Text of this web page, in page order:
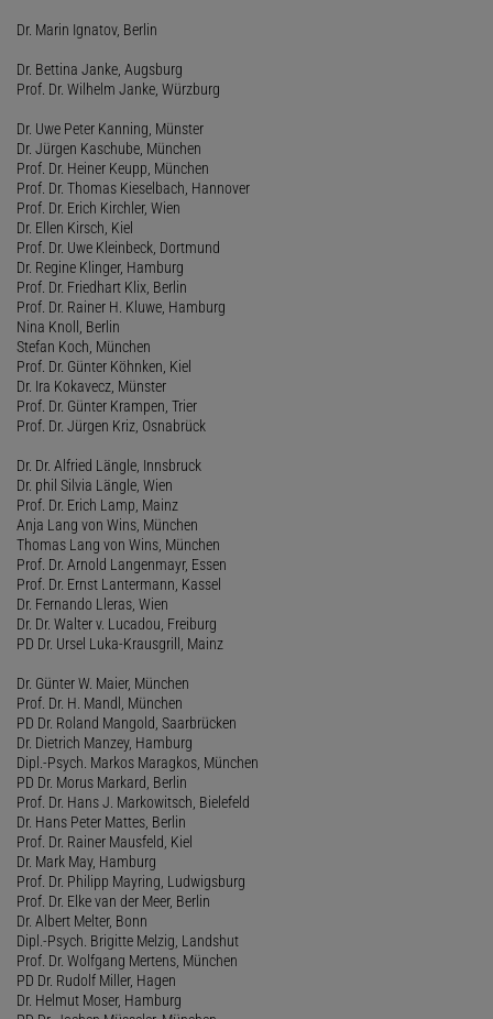
Dr. Marin Ignatov, Berlin
Dr. Bettina Janke, Augsburg
Prof. Dr. Wilhelm Janke, Würzburg
Dr. Uwe Peter Kanning, Münster
Dr. Jürgen Kaschube, München
Prof. Dr. Heiner Keupp, München
Prof. Dr. Thomas Kieselbach, Hannover
Prof. Dr. Erich Kirchler, Wien
Dr. Ellen Kirsch, Kiel
Prof. Dr. Uwe Kleinbeck, Dortmund
Dr. Regine Klinger, Hamburg
Prof. Dr. Friedhart Klix, Berlin
Prof. Dr. Rainer H. Kluwe, Hamburg
Nina Knoll, Berlin
Stefan Koch, München
Prof. Dr. Günter Köhnken, Kiel
Dr. Ira Kokavecz, Münster
Prof. Dr. Günter Krampen, Trier
Prof. Dr. Jürgen Kriz, Osnabrück
Dr. Dr. Alfried Längle, Innsbruck
Dr. phil Silvia Längle, Wien
Prof. Dr. Erich Lamp, Mainz
Anja Lang von Wins, München
Thomas Lang von Wins, München
Prof. Dr. Arnold Langenmayr, Essen
Prof. Dr. Ernst Lantermann, Kassel
Dr. Fernando Lleras, Wien
Dr. Dr. Walter v. Lucadou, Freiburg
PD Dr. Ursel Luka-Krausgrill, Mainz
Dr. Günter W. Maier, München
Prof. Dr. H. Mandl, München
PD Dr. Roland Mangold, Saarbrücken
Dr. Dietrich Manzey, Hamburg
Dipl.-Psych. Markos Maragkos, München
PD Dr. Morus Markard, Berlin
Prof. Dr. Hans J. Markowitsch, Bielefeld
Dr. Hans Peter Mattes, Berlin
Prof. Dr. Rainer Mausfeld, Kiel
Dr. Mark May, Hamburg
Prof. Dr. Philipp Mayring, Ludwigsburg
Prof. Dr. Elke van der Meer, Berlin
Dr. Albert Melter, Bonn
Dipl.-Psych. Brigitte Melzig, Landshut
Prof. Dr. Wolfgang Mertens, München
PD Dr. Rudolf Miller, Hagen
Dr. Helmut Moser, Hamburg